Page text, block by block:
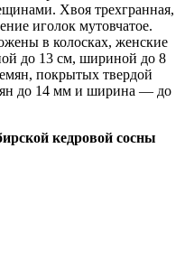
Хвоя трехгранная,
иголок мутовчатое.
в колосках, женские
до 13 см, шириной до 8
покрытых твердой
до 14 мм и ширина — до
кедровой сосны